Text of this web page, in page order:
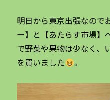
明日から東京出張なので
ー】と【あたらす市場】
で野菜や果物は少なく、
を買いました
。